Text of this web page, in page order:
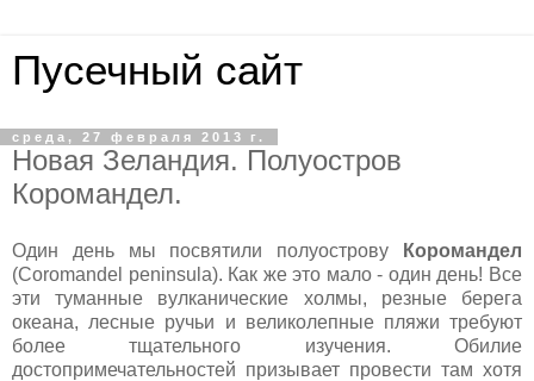
Пусечный сайт
среда, 27 февраля 2013 г.
Новая Зеландия. Полуостров
Коромандел.
Один день мы посвятили полуострову
Коромандел
(Coromandel peninsula). Как же это мало - один день! Все
эти туманные вулканические холмы, резные берега
океана, лесные ручьи и великолепные пляжи требуют
более тщательного изучения. Обилие
достопримечательностей призывает провести там хотя